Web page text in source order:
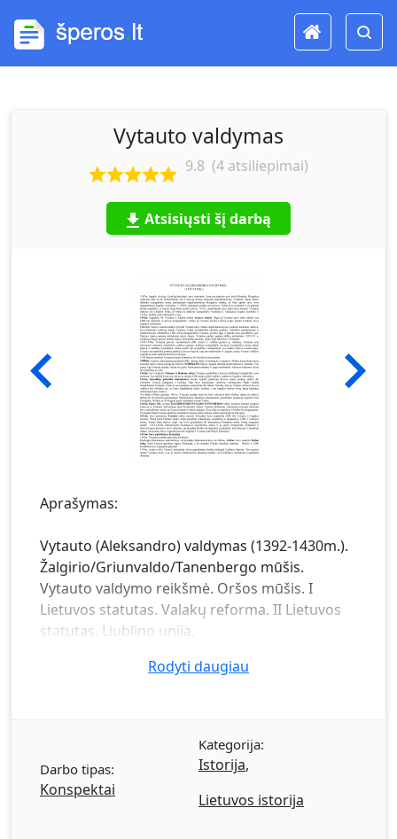
Vytauto valdymas
9.8 (4 atsiliepimai)
Atsisiųsti šį darbą
Aprašymas:
Vytauto (Aleksandro) valdymas (1392-1430m.).
Žalgirio/Griunvaldo/Tanenbergo mūšis.
Vytauto valdymo reikšmė. Oršos mūšis. I
Lietuvos statutas. Valakų reforma. II Lietuvos
statutas. Liublino unija.
Rodyti daugiau
Darbo tipas:
Konspektai
Kategorija:
Istorija,
Lietuvos istorija